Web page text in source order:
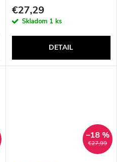
€27,29
Skladom 1 ks
DETAIL
€27,99
–18 %